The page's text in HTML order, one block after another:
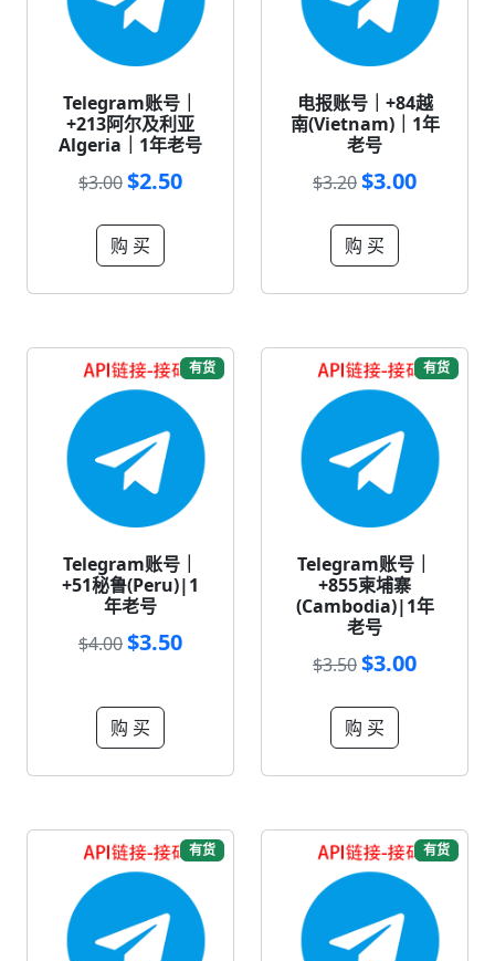
Telegram账号｜
+213阿尔及利亚
Algeria｜1年老号
$3.00$2.50
购 买
电报账号｜+84越
南(Vietnam)｜1年
老号
$3.20$3.00
购 买
有货
Telegram账号｜
+51秘鲁(Peru)|1
年老号
$4.00$3.50
购 买
有货
Telegram账号｜
+855柬埔寨
(Cambodia)|1年
老号
$3.50$3.00
购 买
有货 有货